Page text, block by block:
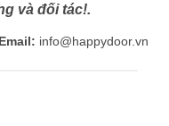
và đối tác!.
Email: info@happydoor.vn